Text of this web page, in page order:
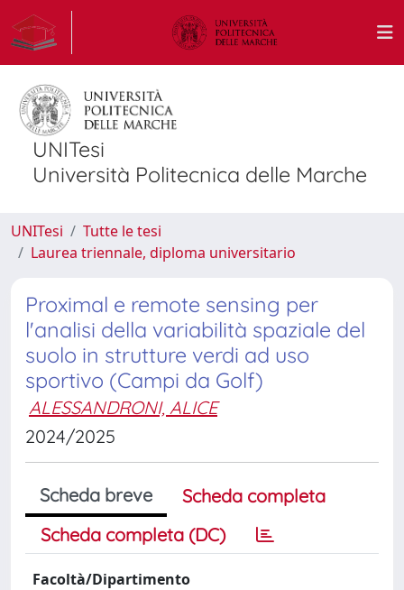
UNITesi
Università Politecnica delle Marche
UNITesi
Tutte le tesi
Laurea triennale, diploma universitario
Proximal e remote sensing per
l'analisi della variabilità spaziale del
suolo in strutture verdi ad uso
sportivo (Campi da Golf)
ALESSANDRONI, ALICE
2024/2025
Scheda breve
Scheda completa
Scheda completa (DC)
Facoltà/Dipartimento